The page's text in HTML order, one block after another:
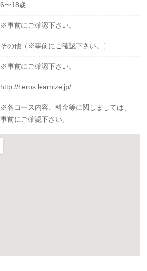
6〜18歳
※事前にご確認下さい。
その他（※事前にご確認下さい。）
※事前にご確認下さい。
http://heros.learnize.jp/
※各コース内容、料金等に関しましては、
事前にご確認下さい。